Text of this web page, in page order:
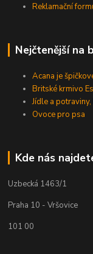
Reklamační
Nejčtenější na
Acana je
Britské krmivo
Jídle a
Ovoce pro psa
Kde nás
Uzbecká 1463/1
Praha 10 - Vršovice
101 00